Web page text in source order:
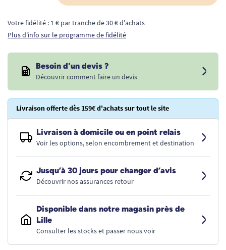
Votre fidélité : 1 € par tranche de 30 € d'achats
Plus d'info sur le programme de fidélité
Besoin d'un devis ?
Découvrir comment faire un devis
Livraison offerte dès 159€ d'achats sur tout le site
Livraison à domicile ou en point relais
Voir les options, selon encombrement et destination
Jusqu’à 30 jours pour changer d’avis
Découvrir nos assurances retour
Disponible dans notre magasin près de
Lille
Consulter les stocks et passer nous voir